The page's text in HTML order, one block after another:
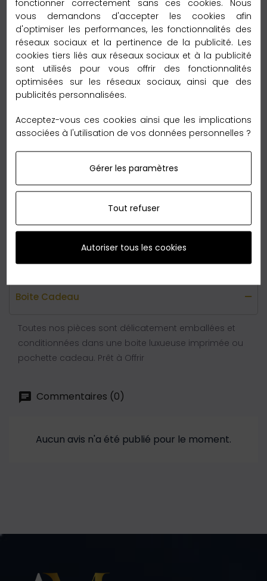
Délai de livraison :
– 6 à 12 jours vers le reste du monde
Garantie Retour 60 jours
que nous vous offrons le
France métropolitaine,jusqu'à 60 joursaprès votre
achat.
Boite Cadeau
Toutes nos pièces sont délicatement emballées et
conditionnées dans une boite luxueuse imprimée ou
pochette cadeau. Prêt à Offrir
Commentaires (0)
Aucun avis n'a été publié pour le moment.
fonctionner correctement sans ces cookies. Nous
vous demandons d'accepter les cookies afin
d'optimiser les performances, les fonctionnalités des
réseaux sociaux et la pertinence de la publicité. Les
cookies tiers liés aux réseaux sociaux et à la publicité
sont utilisés pour vous offrir des fonctionnalités
optimisées sur les réseaux sociaux, ainsi que des
publicités personnalisées.
Acceptez-vous ces cookies ainsi que les implications
associées à l'utilisation de vos données personnelles ?
Gérer les paramètres
Tout refuser
Autoriser tous les cookies